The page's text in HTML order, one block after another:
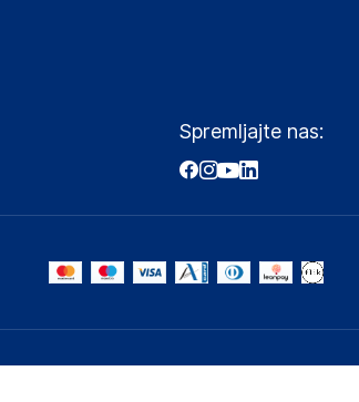
Spremljajte nas: